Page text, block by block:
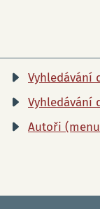
Vyhledávání
Vyhledávání
Autoři